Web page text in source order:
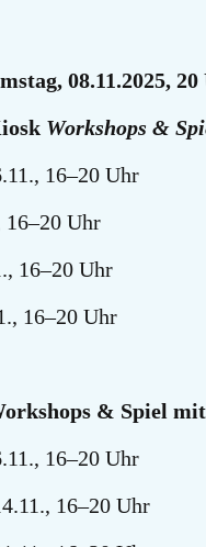
08.11.2025,
Workshops &
16–20 Uhr
16–20 Uhr
16–20 Uhr
16–20 Uhr
& Spiel
16–20 Uhr
16–20 Uhr